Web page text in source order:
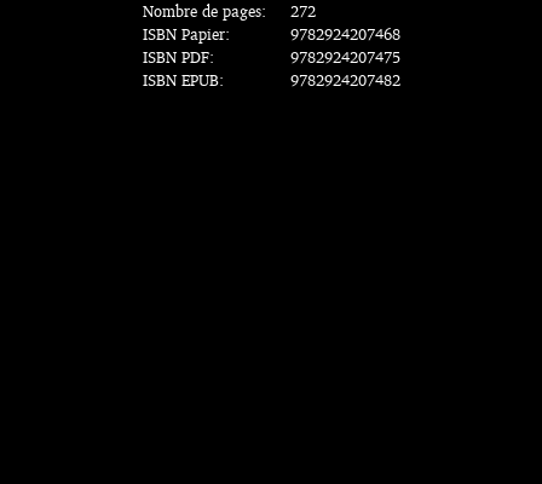
Nombre de pages:
ISBN Papier:
ISBN PDF:
ISBN EPUB:
272
9782924207468
9782924207475
9782924207482